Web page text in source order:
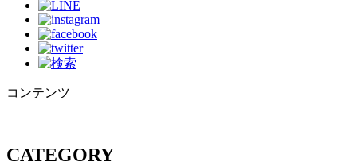
コンテンツ
CATEGORY